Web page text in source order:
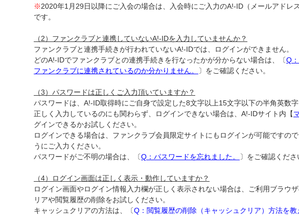
※2020年1月29日以降にご入会の場合は、入会時にご入力のA!-ID（メールアドレ
です。
（2）ファンクラブと連携していないA!-IDを入力していませんか？
ファンクラブと連携手続きが行われていないA!-IDでは、ログインができません。
どのA!-IDでファンクラブとの連携手続きを行なったかが分からない場合は、〔Q
ファンクラブに連携されているのか分かりません。
〕をご確認ください。
（3）パスワードは正しくご入力頂いていますか？
パスワードは、A!-ID取得時にご自身で設定した8文字以上15文字以下の半角英数
正しく入力しているのにも関わらず、ログインできない場合は、A!-IDサイト内【
グインできるかお試しください。
ログインできる場合は、ファンクラブ会員限定サイトにもログインが可能ですの
うにご入力ください。
パスワードがご不明の場合は、〔Q：パスワードを忘れました。 〕をご確認くださ
（4）ログイン画面は正しく表示・動作していますか？
ログイン画面やログイン情報入力欄が正しく表示されない場合は、ご利用ブラウ
リアや閲覧履歴の削除をお試しください。
キャッシュクリアの方法は、〔Q：閲覧履歴の削除（キャッシュクリア）方法を